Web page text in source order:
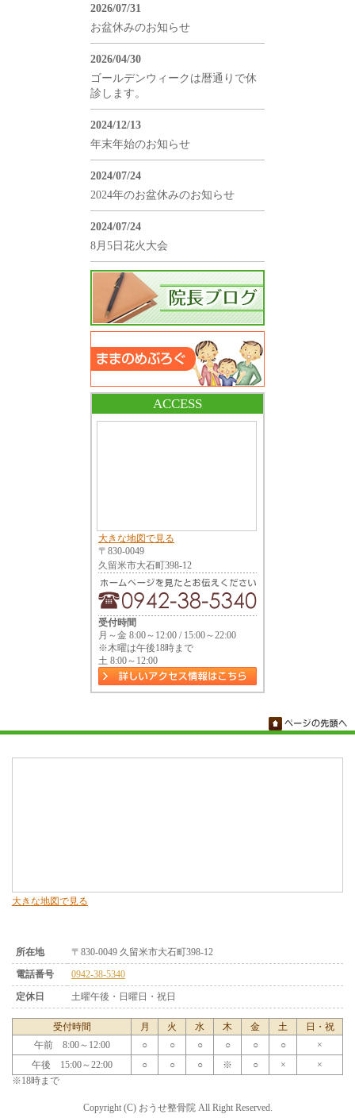
2026/07/31
お盆休みのお知らせ
2026/04/30
ゴールデンウィークは暦通りで休
診します。
2024/12/13
年末年始のお知らせ
2024/07/24
2024年のお盆休みのお知らせ
2024/07/24
8月5日花火大会
ACCESS
大きな地図で見る
〒830-0049
久留米市大石町398-12
受付時間
月～金 8:00～12:00 / 15:00～22:00
※木曜は午後18時まで
土 8:00～12:00
大きな地図で見る
所在地
〒830-0049 久留米市大石町398-12
電話番号
0942-38-5340
定休日
土曜午後・日曜日・祝日
受付時間 月 火 水 木 金 土
日・祝
午前 8:00～12:00
○ ○ ○ ○ ○ ○
×
午後 15:00～22:00
○ ○ ○ ※ ○ ×
×
※18時まで
Copyright (C) おうせ整骨院 All Right Reserved.